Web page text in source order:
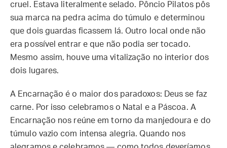
cruel. Estava literalmente selado. Pôncio Pilatos pôs
sua marca na pedra acima do túmulo e determinou
que dois guardas ficassem lá. Outro local onde não
era possível entrar e que não podia ser tocado.
Mesmo assim, houve uma vitalização no interior dos
dois lugares.
A Encarnação é o maior dos paradoxos: Deus se faz
carne. Por isso celebramos o Natal e a Páscoa. A
Encarnação nos reúne em torno da manjedoura e do
túmulo vazio com intensa alegria. Quando nos